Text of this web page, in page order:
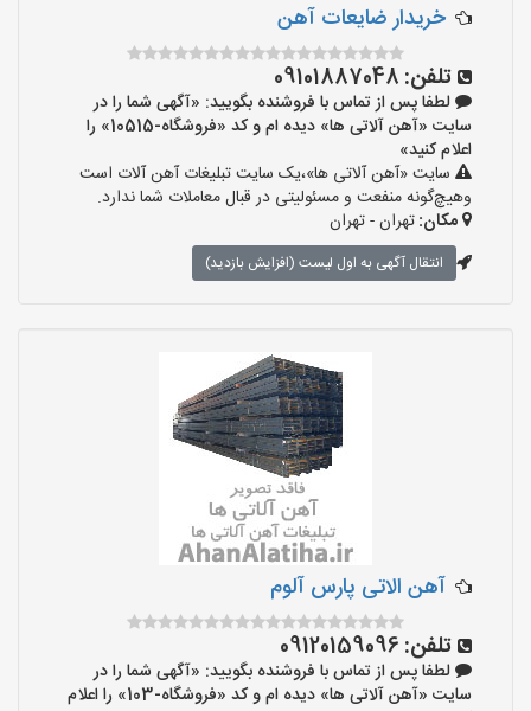
خریدار ضایعات آهن
تلفن: 09101887048
لطفا پس از تماس با فروشنده بگویید: «آگهی شما را در
سایت «آهن آلاتی ها» دیده ام و کد «فروشگاه-10515» را
اعلام کنید»
سایت «آهن آلاتی ها»،یک سایت تبلیغات آهن آلات است
وهیچ‌گونه منفعت و مسئولیتی در قبال معاملات شما ندارد.
مکان:تهران - تهران
انتقال آگهی به اول لیست (افزایش بازدید)
آهن الاتی پارس آلوم
تلفن: 09120159096
لطفا پس از تماس با فروشنده بگویید: «آگهی شما را در
سایت «آهن آلاتی ها» دیده ام و کد «فروشگاه-103» را اعلام